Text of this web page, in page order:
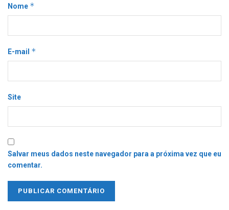
Nome *
E-mail *
Site
Salvar meus dados neste navegador para a próxima vez que eu
comentar.